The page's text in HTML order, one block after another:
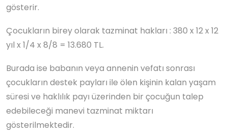
gösterir.
Çocukların birey olarak tazminat hakları : 380 x 12 x 12
yıl x 1/4 x 8/8 = 13.680 TL.
Burada ise babanın veya annenin vefatı sonrası
çocukların destek payları ile ölen kişinin kalan yaşam
süresi ve haklılık payı üzerinden bir çocuğun talep
edebileceği manevi tazminat miktarı
gösterilmektedir.